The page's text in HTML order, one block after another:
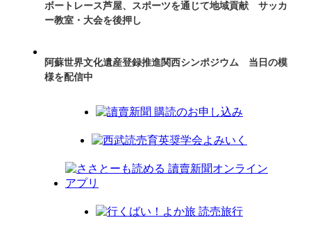
ボートレース芦屋、スポーツを通じて地域貢献 サッカ
ー教室・大会を後押し
阿蘇世界文化遺産登録推進関西シンポジウム 当日の模
様を配信中